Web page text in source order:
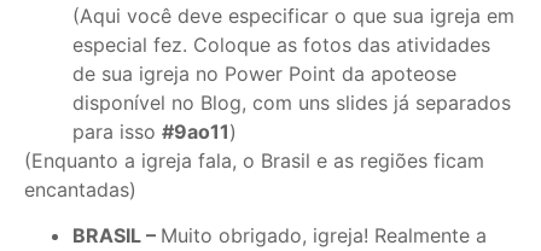
(Aqui você deve especificar o que sua igreja em
especial fez. Coloque as fotos das atividades
de sua igreja no Power Point da apoteose
disponível no Blog, com uns slides já separados
para isso #9ao11)
(Enquanto a igreja fala, o Brasil e as regiões ficam
encantadas)
BRASIL – Muito obrigado, igreja! Realmente a